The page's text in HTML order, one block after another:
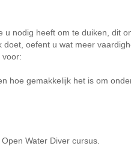
nodig heeft om te duiken, dit
oefent u wat meer
voor:
hoe gemakkelijk het is om
Water Diver cursus.